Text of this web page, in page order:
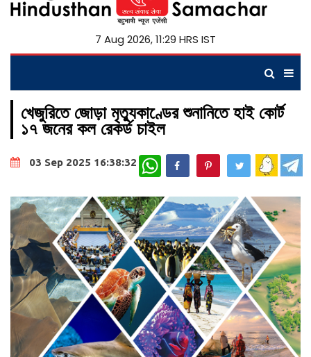
7 Aug 2026, 11:29 HRS IST
খেজুরিতে জোড়া মৃত্যুকাণ্ডের শুনানিতে হাই কোর্ট
১৭ জনের কল রেকর্ড চাইল
03 Sep 2025 16:38:32 WhatsApp